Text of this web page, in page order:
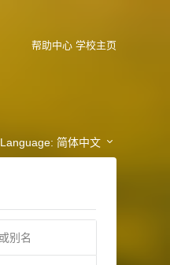
帮助中心 学校主页
Language: 简体中文